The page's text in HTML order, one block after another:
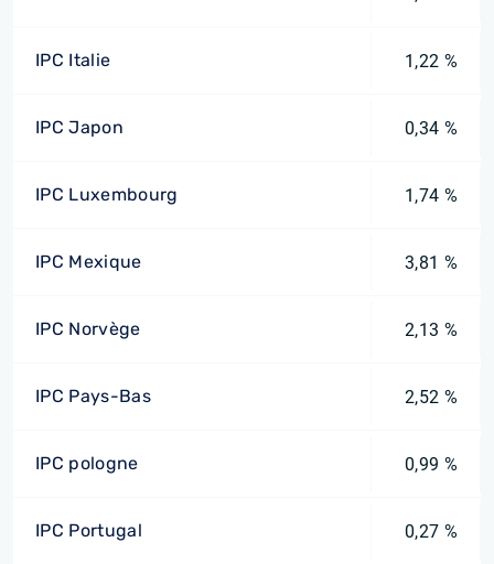
IPC Italie 1,22 %
IPC Japon 0,34 %
IPC Luxembourg 1,74 %
IPC Mexique 3,81 %
IPC Norvège 2,13 %
IPC Pays-Bas 2,52 %
IPC pologne 0,99 %
IPC Portugal 0,27 %